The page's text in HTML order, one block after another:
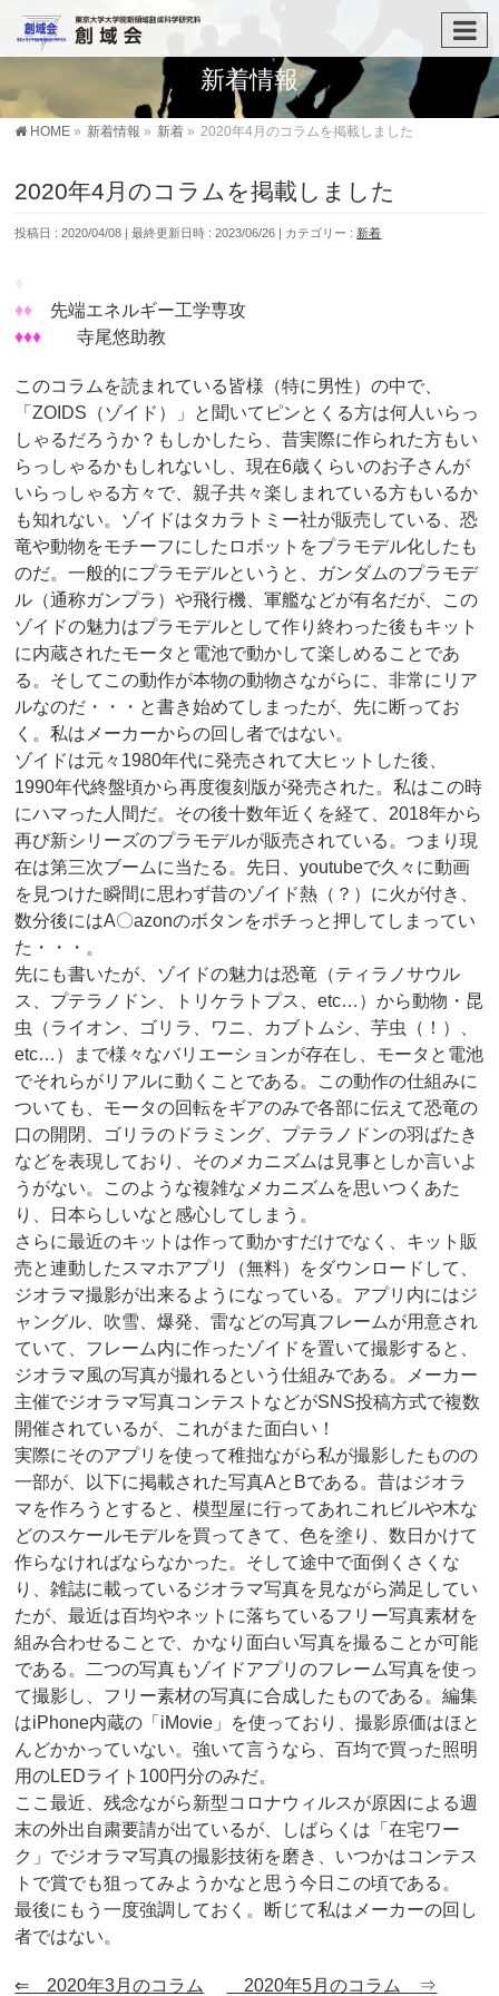
新着情報
HOME » 新着情報 » 新着 » 2020年4月のコラムを掲載しました
2020年4月のコラムを掲載しました
投稿日 : 2020/04/08 最終更新日時 : 2023/06/26 カテゴリー : 新着
♦
♦♦ 先端エネルギー工学専攻
♦♦♦ 寺尾悠助教
このコラムを読まれている皆様（特に男性）の中で、
「ZOIDS（ゾイド）」と聞いてピンとくる方は何人いらっ
しゃるだろうか？もしかしたら、昔実際に作られた方もい
らっしゃるかもしれないし、現在6歳くらいのお子さんが
いらっしゃる方々で、親子共々楽しまれている方もいるか
も知れない。ゾイドはタカラトミー社が販売している、恐
竜や動物をモチーフにしたロボットをプラモデル化したも
のだ。一般的にプラモデルというと、ガンダムのプラモデ
ル（通称ガンプラ）や飛行機、軍艦などが有名だが、この
ゾイドの魅力はプラモデルとして作り終わった後もキット
に内蔵されたモータと電池で動かして楽しめることであ
る。そしてこの動作が本物の動物さながらに、非常にリア
ルなのだ・・・と書き始めてしまったが、先に断ってお
く。私はメーカーからの回し者ではない。
ゾイドは元々1980年代に発売されて大ヒットした後、
1990年代終盤頃から再度復刻版が発売された。私はこの時
にハマった人間だ。その後十数年近くを経て、2018年から
再び新シリーズのプラモデルが販売されている。つまり現
在は第三次ブームに当たる。先日、youtubeで久々に動画
を見つけた瞬間に思わず昔のゾイド熱（？）に火が付き、
数分後にはA〇azonのボタンをポチっと押してしまってい
た・・・。
先にも書いたが、ゾイドの魅力は恐竜（ティラノサウル
ス、プテラノドン、トリケラトプス、etc…）から動物・昆
虫（ライオン、ゴリラ、ワニ、カブトムシ、芋虫（！）、
etc…）まで様々なバリエーションが存在し、モータと電池
でそれらがリアルに動くことである。この動作の仕組みに
ついても、モータの回転をギアのみで各部に伝えて恐竜の
口の開閉、ゴリラのドラミング、プテラノドンの羽ばたき
などを表現しており、そのメカニズムは見事としか言いよ
うがない。このような複雑なメカニズムを思いつくあた
り、日本らしいなと感心してしまう。
さらに最近のキットは作って動かすだけでなく、キット販
売と連動したスマホアプリ（無料）をダウンロードして、
ジオラマ撮影が出来るようになっている。アプリ内にはジ
ャングル、吹雪、爆発、雷などの写真フレームが用意され
ていて、フレーム内に作ったゾイドを置いて撮影すると、
ジオラマ風の写真が撮れるという仕組みである。メーカー
主催でジオラマ写真コンテストなどがSNS投稿方式で複数
開催されているが、これがまた面白い！
実際にそのアプリを使って稚拙ながら私が撮影したものの
一部が、以下に掲載された写真AとBである。昔はジオラ
マを作ろうとすると、模型屋に行ってあれこれビルや木な
どのスケールモデルを買ってきて、色を塗り、数日かけて
作らなければならなかった。そして途中で面倒くさくな
り、雑誌に載っているジオラマ写真を見ながら満足してい
たが、最近は百均やネットに落ちているフリー写真素材を
組み合わせることで、かなり面白い写真を撮ることが可能
である。二つの写真もゾイドアプリのフレーム写真を使っ
て撮影し、フリー素材の写真に合成したものである。編集
はiPhone内蔵の「iMovie」を使っており、撮影原価はほと
んどかかっていない。強いて言うなら、百均で買った照明
用のLEDライト100円分のみだ。
ここ最近、残念ながら新型コロナウィルスが原因による週
末の外出自粛要請が出ているが、しばらくは「在宅ワー
ク」でジオラマ写真の撮影技術を磨き、いつかはコンテス
トで賞でも狙ってみようかなと思う今日この頃である。
最後にもう一度強調しておく。断じて私はメーカーの回し
者ではない。
⇐ 2020年3月のコラム 2020年5月のコラム ⇒